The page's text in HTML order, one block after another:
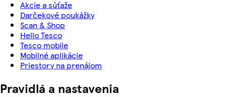
Akcie a súťaže
Darčekové poukážky
Scan & Shop
Hello Tesco
Tesco mobile
Mobilné aplikácie
Priestory na prenájom
Pravidlá a nastavenia